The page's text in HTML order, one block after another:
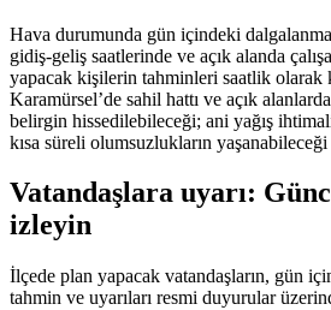
Hava durumunda gün içindeki
gidiş-geliş saatlerinde ve açık alanda
yapacak kişilerin tahminleri saatlik olarak
Karamürsel’de sahil hattı ve açık
belirgin hissedilebileceği; ani yağış
kısa süreli olumsuzlukların
Vatandaşlara uyarı:
izleyin
İlçede plan yapacak vatandaşların, gün
tahmin ve uyarıları resmi duyurular